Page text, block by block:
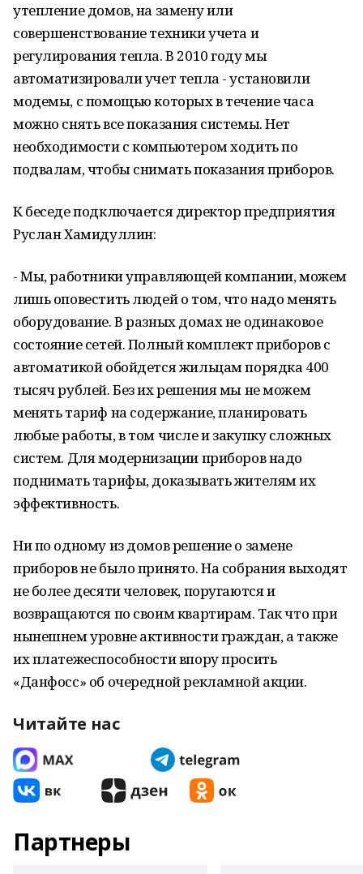
утепление домов, на замену или
совершенствование техники учета и
регулирования тепла. В 2010 году мы
автоматизировали учет тепла - установили
модемы, с помощью которых в течение часа
можно снять все показания системы. Нет
необходимости с компьютером ходить по
подвалам, чтобы снимать показания приборов.
К беседе подключается директор предприятия
Руслан Хамидуллин:
- Мы, работники управляющей компании, можем
лишь оповестить людей о том, что надо менять
оборудование. В разных домах не одинаковое
состояние сетей. Полный комплект приборов с
автоматикой обойдется жильцам порядка 400
тысяч рублей. Без их решения мы не можем
менять тариф на содержание, планировать
любые работы, в том числе и закупку сложных
систем. Для модернизации приборов надо
поднимать тарифы, доказывать жителям их
эффективность.
Ни по одному из домов решение о замене
приборов не было принято. На собрания выходят
не более десяти человек, поругаются и
возвращаются по своим квартирам. Так что при
нынешнем уровне активности граждан, а также
их платежеспособности впору просить
«Данфосс» об очередной рекламной акции.
Читайте нас
Партнеры